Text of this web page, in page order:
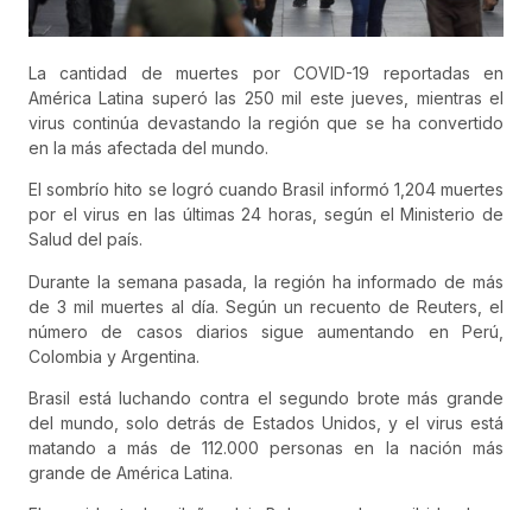
La cantidad de muertes por COVID-19 reportadas en
América Latina superó las 250 mil este jueves, mientras el
virus continúa devastando la región que se ha convertido
en la más afectada del mundo.
El sombrío hito se logró cuando Brasil informó 1,204 muertes
por el virus en las últimas 24 horas, según el Ministerio de
Salud del país.
Durante la semana pasada, la región ha informado de más
de 3 mil muertes al día. Según un recuento de Reuters, el
número de casos diarios sigue aumentando en Perú,
Colombia y Argentina.
Brasil está luchando contra el segundo brote más grande
del mundo, solo detrás de Estados Unidos, y el virus está
matando a más de 112.000 personas en la nación más
grande de América Latina.